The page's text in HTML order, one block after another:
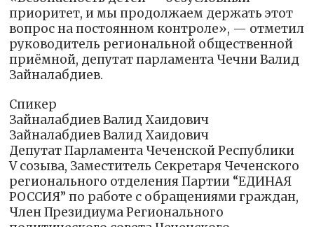
приоритет, и мы продолжаем держать этот
вопрос на постоянном контроле», — отметил
руководитель региональной общественной
приёмной, депутат парламента Чечни Валид
Зайналабдиев.
Спикер
Зайналабдиев Валид Хаидович
Зайналабдиев Валид Хаидович
Депутат Парламента Чеченской Республики
V созыва, Заместитель Секретаря Чеченского
регионального отделения Партии “ЕДИНАЯ
РОССИЯ” по работе с обращениями граждан,
Член Президиума Регионального